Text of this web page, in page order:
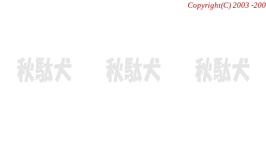
Copyright(C) 2003 -